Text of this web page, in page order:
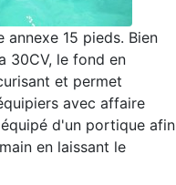
15 pieds. Bien
30CV, le fond en
et permet
avec affaire
d'un portique afin
en laissant le